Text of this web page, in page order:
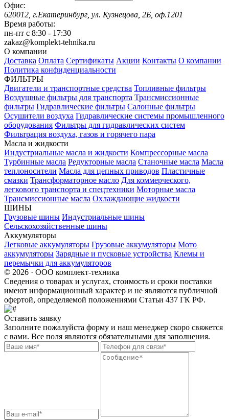
Офис:
620012, г.Екатеринбург, ул. Кузнецова, 2Б, оф.1201
Время работы:
пн-пт с 8:30 - 17:30
zakaz@komplekt-tehnika.ru
О компании
Доставка Оплата Сертификаты Акции Контакты О компании
Политика конфиденциальности
ФИЛЬТРЫ
Двигатели и транспортные средства Топливные фильтры
Воздушные фильтры для транспорта Трансмиссионные
фильтры Гидравлические фильтры Салонные фильтры
Осушители воздуха Гидравлические системы промышленного
оборудования Фильтры для гидравлических систем
Фильтрация воздуха, газов и горячего пара
Масла и жидкости
Индустриальные масла и жидкости Компрессорные масла
Турбинные масла Редукторные масла Станочные масла Масла
теплоносители Масла для цепных приводов Пластичные
смазки Трансформаторное масло Для коммерческого,
легкового транспорта и спецтехники Моторные масла
Трансмиссионные масла Охлаждающие жидкости
ШИНЫ
Грузовые шины Индустриальные шины
Сельскохозяйственные шины
Аккумуляторы
Легковые аккумуляторы Грузовые аккумуляторы Мото
аккумуляторы Зарядные и пусковые устройства Клемы и
перемычки для аккумуляторов
© 2026 · ООО комплект-техника
Сведения о товарах и услугах, стоимость и сроки поставки
имеют информационный характер и не являются публичной
офертой, определяемой положениями Статьи 437 ГК РФ.
Оставить заявку
Заполните пожалуйста форму и наш менеджер скоро свяжется
с вами. Все поля являются обязательными для заполнения.